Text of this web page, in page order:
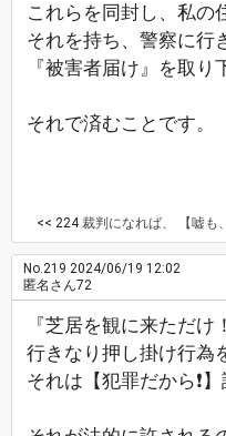
これらを同封し、私の
それを持ち、警察に行
『被害者届け』を取り
それで済むことです。
<< 224裁判になれば、 【嘘も、だんまりも】通用しませんし、 謝罪や、示談も受け付けません。 なので 謝罪する気があるのなら 本人と、 責任者(母親)による『念書』が必要です。 ※これ迄、息子が収集した 『全ての調査書』と、 ※もう二度と！調査を致しません、と言う 『息子の手書きによる念書』と ※もう二
No.219 2024/06/19 12:02
匿名さん72
『芝居を観に来ただけ
行きなり押し掛け行為
それは【犯罪だから❗】